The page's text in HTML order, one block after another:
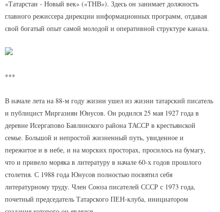
«Татарстан - Новый век» («ТНВ»). Здесь он занимает должность
главного режиссера дирекции информационных программ, отдавая
свой богатый опыт самой молодой и оперативной структуре канала.
***
В начале лета на 88-м году жизни ушел из жизни татарский писатель
и публицист Миргазиян Юнусов. Он родился 25 мая 1927 года в
деревне Исергапово Бавлинского района ТАССР в крестьянской
семье. Большой и непростой жизненный путь, увиденное и
пережитое и в небе, и на морских просторах, просилось на бумагу,
что и привело моряка в литературу в начале 60-х годов прошлого
столетия. С 1988 года Юнусов полностью посвятил себя
литературному труду. Член Союза писателей СССР с 1973 года,
почетный председатель Татарского ПЕН-клуба, инициатором